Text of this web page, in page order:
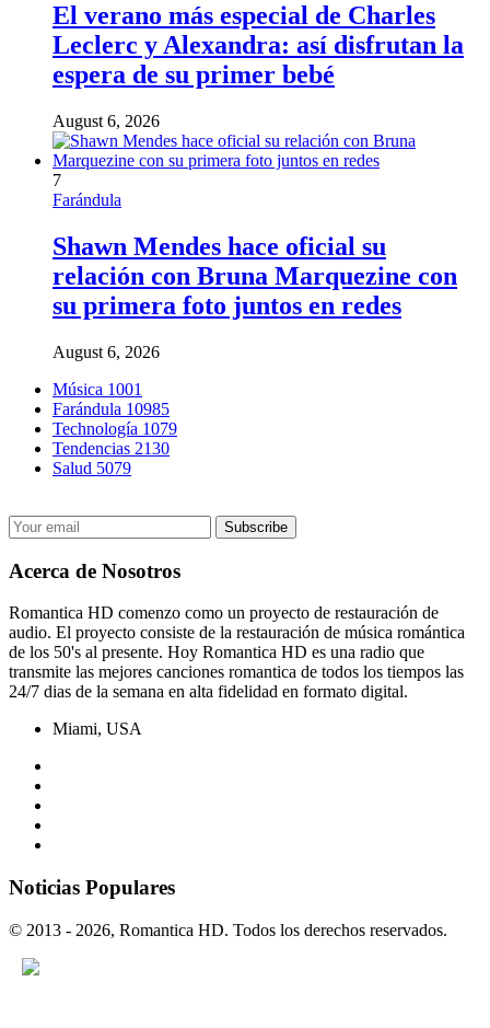
El verano más especial de Charles
Leclerc y Alexandra: así disfrutan la
espera de su primer bebé
August 6, 2026
7
Farándula
Shawn Mendes hace oficial su
relación con Bruna Marquezine con
su primera foto juntos en redes
August 6, 2026
Música 1001
Farándula 10985
Technología 1079
Tendencias 2130
Salud 5079
Acerca de Nosotros
Romantica HD comenzo como un proyecto de restauración de
audio. El proyecto consiste de la restauración de música romántica
de los 50's al presente. Hoy Romantica HD es una radio que
transmite las mejores canciones romantica de todos los tiempos las
24/7 dias de la semana en alta fidelidad en formato digital.
Miami, USA
Noticias Populares
© 2013 - 2026, Romantica HD. Todos los derechos reservados.